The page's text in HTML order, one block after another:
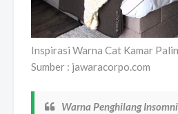
Inspirasi Warna Cat Kamar
Sumber : jawaracorpo.com
Warna Penghilang